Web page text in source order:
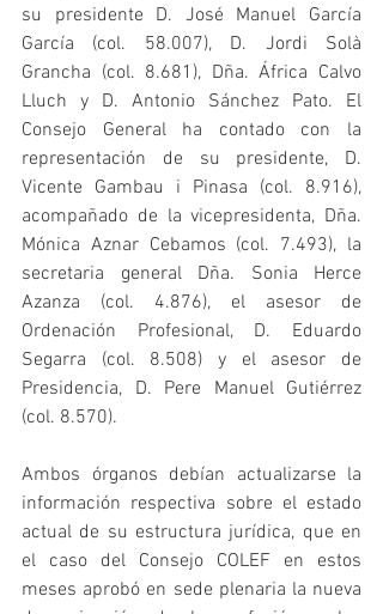
su presidente D. José Manuel García
García (col. 58.007), D. Jordi Solà
Grancha (col. 8.681), Dña. África Calvo
Lluch y D. Antonio Sánchez Pato. El
Consejo General ha contado con la
representación de su presidente, D.
Vicente Gambau i Pinasa (col. 8.916),
acompañado de la vicepresidenta, Dña.
Mónica Aznar Cebamos (col. 7.493), la
secretaria general Dña. Sonia Herce
Azanza (col. 4.876), el asesor de
Ordenación Profesional, D. Eduardo
Segarra (col. 8.508) y el asesor de
Presidencia, D. Pere Manuel Gutiérrez
(col. 8.570).
Ambos órganos debían actualizarse la
información respectiva sobre el estado
actual de su estructura jurídica, que en
el caso del Consejo COLEF en estos
meses aprobó en sede plenaria la nueva